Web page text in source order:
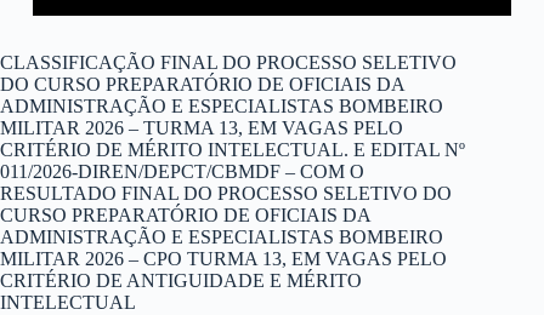
CLASSIFICAÇÃO FINAL DO PROCESSO SELETIVO
DO CURSO PREPARATÓRIO DE OFICIAIS DA
ADMINISTRAÇÃO E ESPECIALISTAS BOMBEIRO
MILITAR 2026 – TURMA 13, EM VAGAS PELO
CRITÉRIO DE MÉRITO INTELECTUAL. E EDITAL Nº
011/2026-DIREN/DEPCT/CBMDF – COM O
RESULTADO FINAL DO PROCESSO SELETIVO DO
CURSO PREPARATÓRIO DE OFICIAIS DA
ADMINISTRAÇÃO E ESPECIALISTAS BOMBEIRO
MILITAR 2026 – CPO TURMA 13, EM VAGAS PELO
CRITÉRIO DE ANTIGUIDADE E MÉRITO
INTELECTUAL